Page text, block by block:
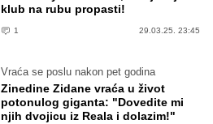
klub na rubu propasti!
1 29.03.25. 23:45
Vraća se poslu nakon pet godina
Zinedine Zidane vraća u život
potonulog giganta: "Dovedite mi
njih dvojicu iz Reala i dolazim!"